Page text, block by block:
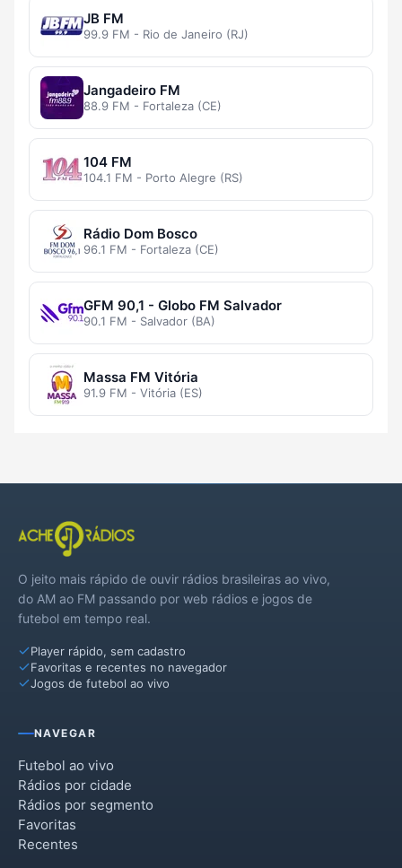
JB FM
99.9 FM - Rio de Janeiro (RJ)
Jangadeiro FM
88.9 FM - Fortaleza (CE)
104 FM
104.1 FM - Porto Alegre (RS)
Rádio Dom Bosco
96.1 FM - Fortaleza (CE)
GFM 90,1 - Globo FM Salvador
90.1 FM - Salvador (BA)
Massa FM Vitória
91.9 FM - Vitória (ES)
O jeito mais rápido de ouvir rádios brasileiras ao vivo,
do AM ao FM passando por web rádios e jogos de
futebol em tempo real.
Player rápido, sem cadastro
Favoritas e recentes no navegador
Jogos de futebol ao vivo
NAVEGAR
Futebol ao vivo
Rádios por cidade
Rádios por segmento
Favoritas
Recentes